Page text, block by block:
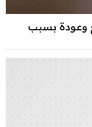
وعودة بسبب